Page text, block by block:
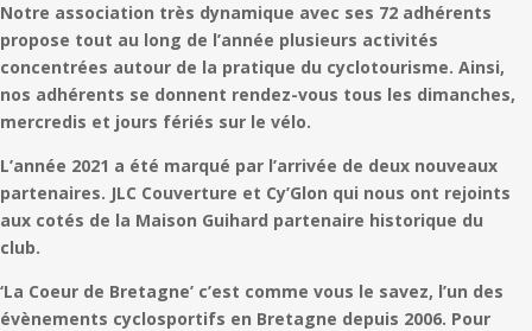
Notre association très dynamique avec ses 72 adhérents
propose tout au long de l’année plusieurs activités
concentrées autour de la pratique du cyclotourisme. Ainsi,
nos adhérents se donnent rendez-vous tous les dimanches,
mercredis et jours fériés sur le vélo.
L’année 2021 a été marqué par l’arrivée de deux nouveaux
partenaires. JLC Couverture et Cy’Glon qui nous ont rejoints
aux cotés de la Maison Guihard partenaire historique du
club.
‘La Coeur de Bretagne’ c’est comme vous le savez, l’un des
évènements cyclosportifs en Bretagne depuis 2006. Pour